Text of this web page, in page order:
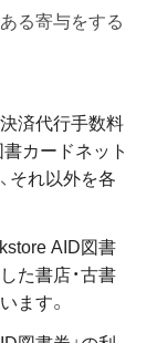
る寄与をする
済代行手数料
書カードネット
それ以外を各
AID図書
た書店・古書
ます。